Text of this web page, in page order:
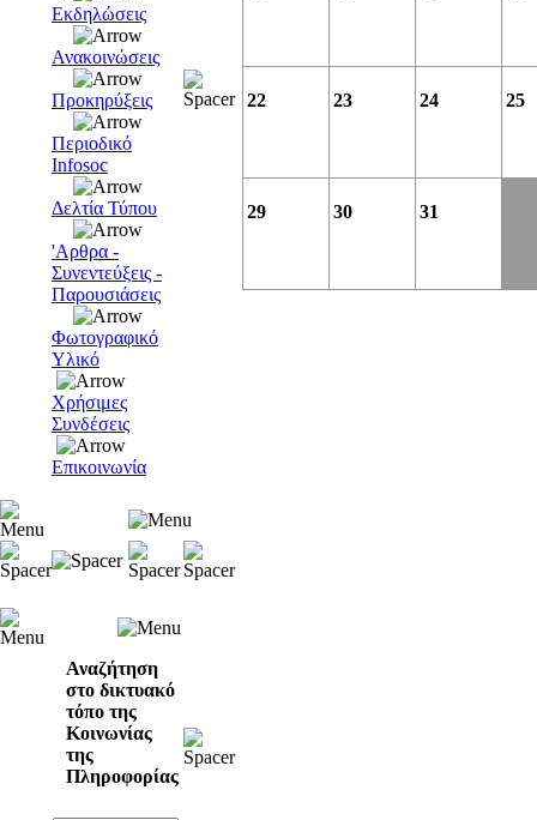
Εκδηλώσεις
Ανακοινώσεις
Προκηρύξεις
Περιοδικό
Infosoc
Δελτία Τύπου
'Αρθρα -
Συνεντεύξεις -
Παρουσιάσεις
Φωτογραφικό
Υλικό
Χρήσιμες
Συνδέσεις
Επικοινωνία
Αναζήτηση
στο δικτυακό
τόπο της
Κοινωνίας
της
Πληροφορίας
22 23 24 25
29 30 31